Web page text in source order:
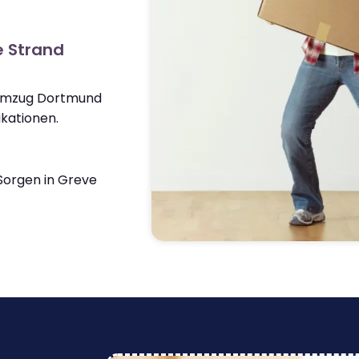
Strand
Dortmund
in Greve